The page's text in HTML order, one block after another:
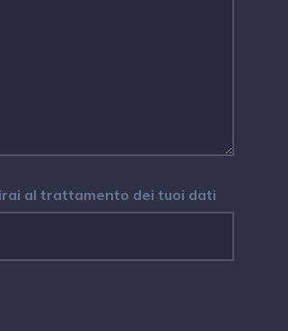
al trattamento dei tuoi dati